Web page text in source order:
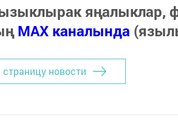
яңалыклар,
MAX каналында
страницу новости